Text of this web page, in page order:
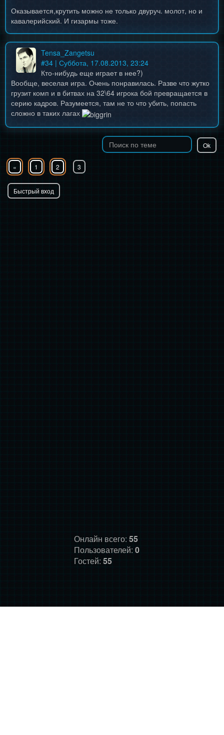
Оказывается,крутить можно не только двуруч. молот, но и
кавалерийский. И гизармы тоже.
Tensa_Zangetsu
#34 | Суббота, 17.08.2013, 23:24
Кто-нибудь еще играет в нее?)
Вообще, веселая игра. Очень понравилась. Разве что жутко
грузит комп и в битвах на 32\64 игрока бой превращается в
серию кадров. Разумеется, там не то что убить, попасть
сложно в таких лагах
« 1 2 3
Онлайн всего: 55
Пользователей: 0
Гостей: 55